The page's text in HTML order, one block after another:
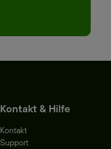
Kontakt & Hilfe
Kontakt
Support